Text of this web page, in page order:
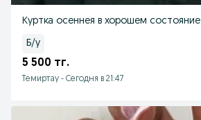
Куртка осеннея в хорошем состояние
Б/у
5 500 тг.
Темиртау - Сегодня в 21:47